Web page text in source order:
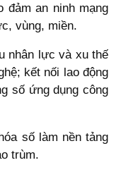
đảm an ninh mạng
vùng, miền.
nhân lực và xu thế
kết nối lao động
số ứng dụng công
số làm nền tảng
trùm.